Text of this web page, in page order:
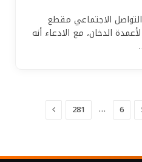
الاجتماعي مقطع
الدخان، مع الادعاء أنه
6
…
281 التالي